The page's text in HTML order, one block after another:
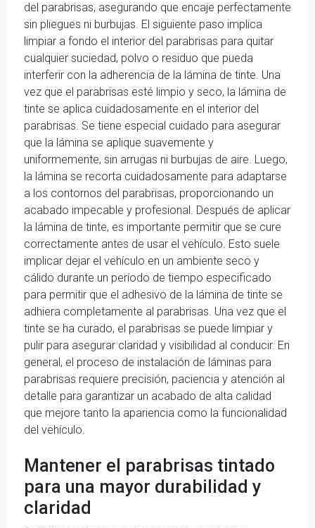
del parabrisas, asegurando que encaje perfectamente
sin pliegues ni burbujas. El siguiente paso implica
limpiar a fondo el interior del parabrisas para quitar
cualquier suciedad, polvo o residuo que pueda
interferir con la adherencia de la lámina de tinte. Una
vez que el parabrisas esté limpio y seco, la lámina de
tinte se aplica cuidadosamente en el interior del
parabrisas. Se tiene especial cuidado para asegurar
que la lámina se aplique suavemente y
uniformemente, sin arrugas ni burbujas de aire. Luego,
la lámina se recorta cuidadosamente para adaptarse
a los contornos del parabrisas, proporcionando un
acabado impecable y profesional. Después de aplicar
la lámina de tinte, es importante permitir que se cure
correctamente antes de usar el vehículo. Esto suele
implicar dejar el vehículo en un ambiente seco y
cálido durante un período de tiempo especificado
para permitir que el adhesivo de la lámina de tinte se
adhiera completamente al parabrisas. Una vez que el
tinte se ha curado, el parabrisas se puede limpiar y
pulir para asegurar claridad y visibilidad al conducir. En
general, el proceso de instalación de láminas para
parabrisas requiere precisión, paciencia y atención al
detalle para garantizar un acabado de alta calidad
que mejore tanto la apariencia como la funcionalidad
del vehículo.
Mantener el parabrisas tintado
para una mayor durabilidad y
claridad